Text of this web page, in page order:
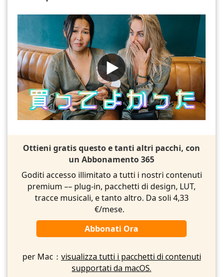
Ottieni gratis questo e tanti altri pacchi, con
un Abbonamento 365
Goditi accesso illimitato a tutti i nostri contenuti
premium –– plug-in, pacchetti di design, LUT,
tracce musicali, e tanto altro. Da soli 4,33
€/mese.
Abbonati Ora
per Mac： visualizza tutti i pacchetti di contenuti
supportati da macOS.